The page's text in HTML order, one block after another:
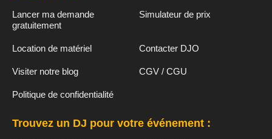
Lancer ma demande
gratuitement
Simulateur de prix
Location de matériel Contacter DJO
Visiter notre blog CGV / CGU
Politique de confidentialité
Trouvez un DJ pour votre événement :